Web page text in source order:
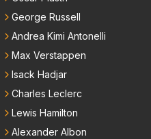
George Russell
Andrea Kimi Antonelli
Max Verstappen
Isack Hadjar
Charles Leclerc
Lewis Hamilton
Alexander Albon